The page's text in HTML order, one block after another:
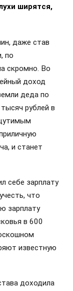
ширятся,
даже став
по
скромно. Во
доход
деда по
рублей в
и станет
себе зарплату
что
зарплату
в 600
известную
доходила